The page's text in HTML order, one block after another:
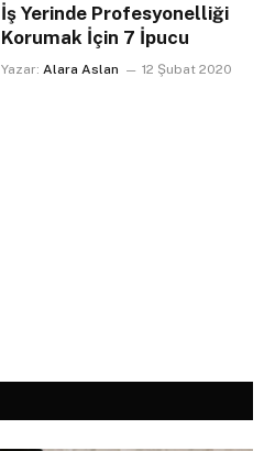
İş Yerinde Profesyonelliği
Korumak İçin 7 İpucu
Yazar: Alara Aslan 12 Şubat 2020